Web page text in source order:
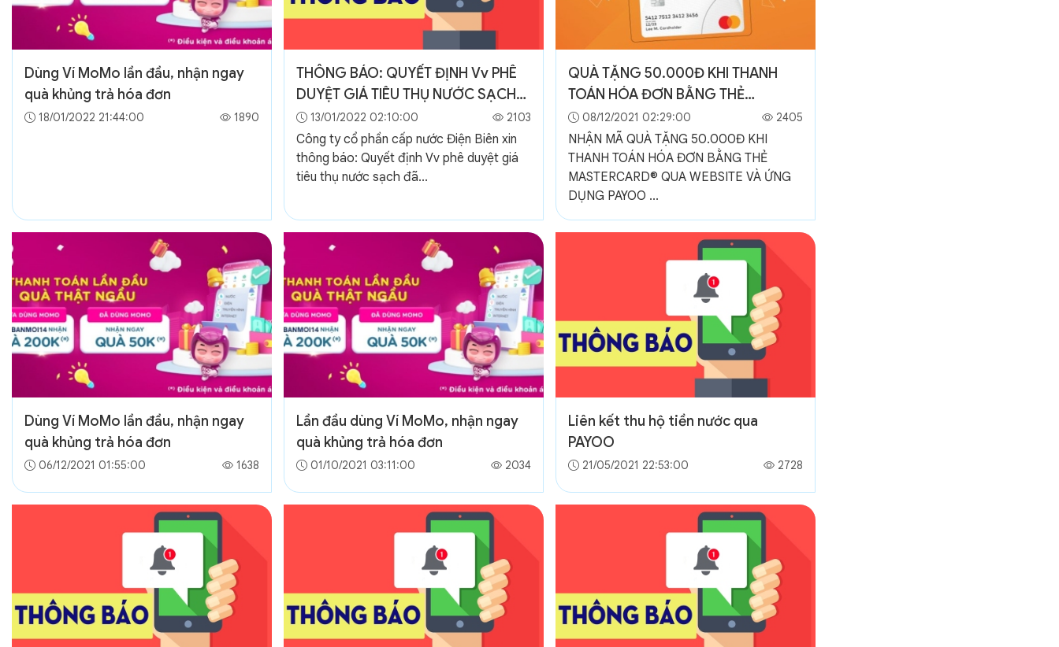
Dùng Ví MoMo lần đầu, nhận ngay
quà khủng trả hóa đơn
18/01/2022 21:44:00 1890
THÔNG BÁO: QUYẾT ĐỊNH Vv PHÊ
DUYỆT GIÁ TIÊU THỤ NƯỚC SẠCH
VÀ NƯỚC THÔ ĐÃ QUA LẮNG LỌC
TRÊN ĐỊA BÀN TỈNH ĐIỆN BIÊN NĂM
2022
13/01/2022 02:10:00 2103
Công ty cổ phần cấp nước Điện Biên xin
thông báo: Quyết định Vv phê duyệt giá
tiêu thụ nước sạch đã...
QUÀ TẶNG 50.000Đ KHI THANH
TOÁN HÓA ĐƠN BẰNG THẺ
MASTERCARD® QUA WEBSITE VÀ
ỨNG DỤNG PAYOO
08/12/2021 02:29:00 2405
NHẬN MÃ QUÀ TẶNG 50.000Đ KHI
THANH TOÁN HÓA ĐƠN BẰNG THẺ
MASTERCARD® QUA WEBSITE VÀ ỨNG
DỤNG PAYOO ...
Dùng Ví MoMo lần đầu, nhận ngay
quà khủng trả hóa đơn
06/12/2021 01:55:00 1638
Lần đầu dùng Ví MoMo, nhận ngay
quà khủng trả hóa đơn
01/10/2021 03:11:00 2034
Liên kết thu hộ tiền nước qua
PAYOO
21/05/2021 22:53:00 2728